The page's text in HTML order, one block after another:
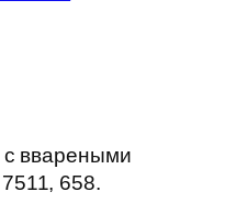
с ввареными
658.